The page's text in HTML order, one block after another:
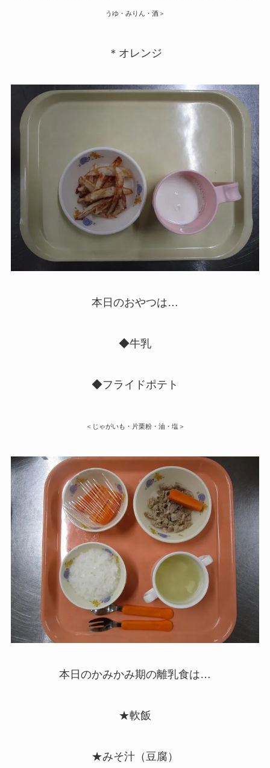
うゆ・みりん・酒＞
＊オレンジ
本日のおやつは…
◆牛乳
◆フライドポテト
＜じゃがいも・片栗粉・油・塩＞
本日のかみかみ期の離乳食は…
★軟飯
★みそ汁（豆腐）